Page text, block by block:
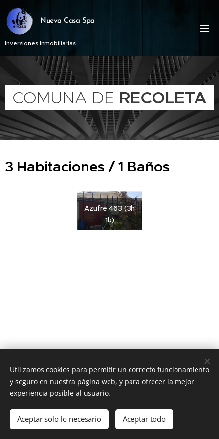
Nueva Casa Spa
Inversiones Inmobiliarias
COMUNA DE RECOLETA
3 Habitaciones / 1 Baños
Azufre 463 (3h
1b)
Av. Providencia 1650, Providencia, Región Metropolitana
Contacto Cookies
Utilizamos cookies para permitir un correcto funcionamiento
y seguro en nuestra página web, y para ofrecer la mejor
experiencia posible al usuario.
Aceptar solo lo necesario Aceptar todo